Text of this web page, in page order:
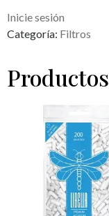
Inicie sesión
Categoría: Filtros